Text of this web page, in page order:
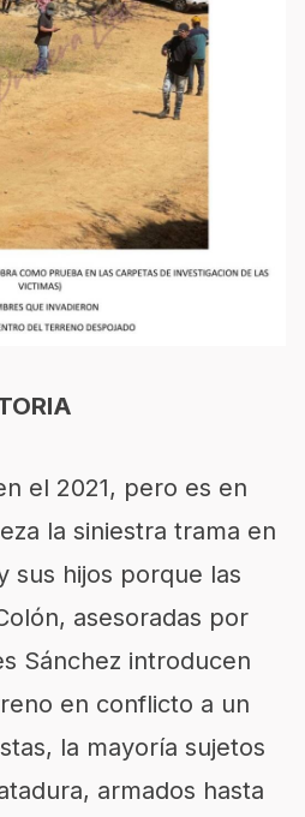
el 2021, pero es en
la siniestra trama en
sus hijos porque las
asesoradas por
Sánchez introducen
en conflicto a un
la mayoría sujetos
armados hasta